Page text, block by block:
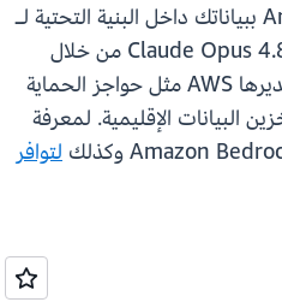
تحتفظ Amazon Bedrock ببياناتك داخل البنية التحتية لـ
AWS وتوفر الوصول إلى Claude Opus 4.8 من خلال
خدمة موحدة مع ميزات تديرها AWS مثل حواجز الحماية
البيانات الإقليمية. لمعرفة
لتوافر